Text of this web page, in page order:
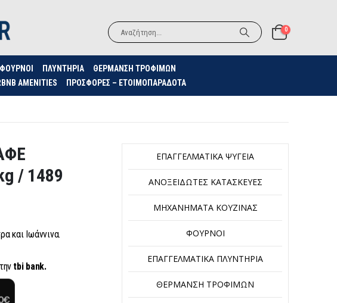
0
ΦΟΥΡΝΟΙ ΠΛΥΝΤΗΡΙΑ
ΘΈΡΜΑΝΣΗ ΤΡΟΦΊΜΩΝ
AMENITIES ΠΡΟΣΦΟΡΈΣ – ΕΤΟΙΜΟΠΑΡΆΔΟΤΑ
/ 1489
και Ιωάννινα.
tbi bank.
ΕΠΑΓΓΕΛΜΑΤΙΚΆ ΨΥΓΕΊΑ
ΑΝΟΞΕΊΔΩΤΕΣ ΚΑΤΑΣΚΕΥΈΣ
ΜΗΧΑΝΉΜΑΤΑ ΚΟΥΖΊΝΑΣ
ΦΟΎΡΝΟΙ
ΕΠΑΓΓΕΛΜΑΤΙΚΆ ΠΛΥΝΤΉΡΙΑ
ΘΈΡΜΑΝΣΗ ΤΡΟΦΊΜΩΝ